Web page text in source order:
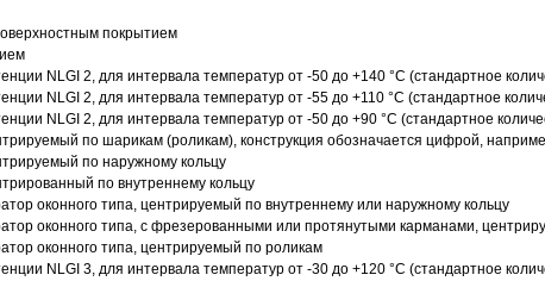
покрытием
NLGI 2, для интервала температур от -50 до +140 °C (стандартное
NLGI 2, для интервала температур от -55 до +110 °C (стандартное
NLGI 2, для интервала температур от -50 до +90 °C (стандартное
по шарикам (роликам), конструкция обозначается цифрой,
по наружному кольцу
по внутреннему кольцу
оконного типа, центрируемый по внутреннему или наружному кольцу
оконного типа, с фрезерованными или протянутыми карманами,
оконного типа, центрируемый по роликам
NLGI 3, для интервала температур от -30 до +120 °C (стандартное